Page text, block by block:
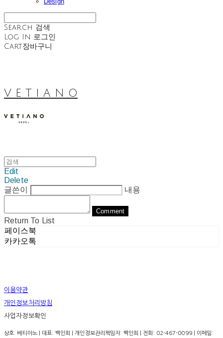
Search 검색
Log In 로그인
Cart장바구니
V E T I A N O
Edit
Delete
글쓴이
내용
Comment
Return To List
페이스북
카카오톡
이용약관
개인정보처리방침
사업자정보확인
상호: 베티아노 | 대표: 백인희 | 개인정보관리책임자: 백인희 | 전화: 02-467-0099 | 이메일: